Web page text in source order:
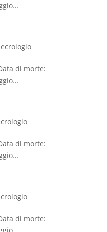
di morte:
di morte:
di morte: